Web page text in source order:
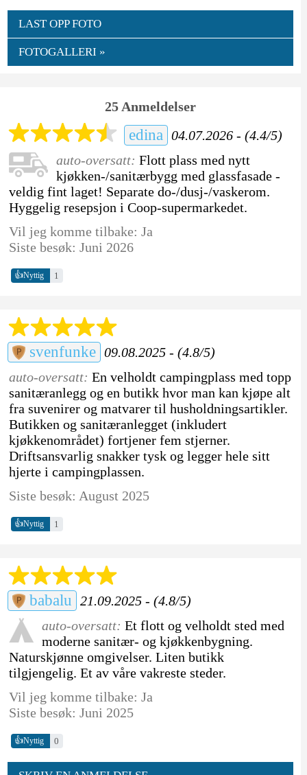
LAST OPP FOTO
FOTOGALLERI »
25 Anmeldelser
edina 04.07.2026 - (4.4/5)
auto-oversatt: Flott plass med nytt
kjøkken-/sanitærbygg med glassfasade -
veldig fint laget! Separate do-/dusj-/vaskerom.
Hyggelig resepsjon i Coop-supermarkedet.
Vil jeg komme tilbake: Ja
Siste besøk: Juni 2026
👍Nyttig 1
svenfunke 09.08.2025 - (4.8/5)
auto-oversatt: En velholdt campingplass med topp
sanitæranlegg og en butikk hvor man kan kjøpe alt
fra suvenirer og matvarer til husholdningsartikler.
Butikken og sanitæranlegget (inkludert
kjøkkenområdet) fortjener fem stjerner.
Driftsansvarlig snakker tysk og legger hele sitt
hjerte i campingplassen.
Siste besøk: August 2025
👍Nyttig 1
babalu
21.09.2025 - (4.8/5)
auto-oversatt: Et flott og velholdt sted med
moderne sanitær- og kjøkkenbygning.
Naturskjønne omgivelser. Liten butikk
tilgjengelig. Et av våre vakreste steder.
Vil jeg komme tilbake: Ja
Siste besøk: Juni 2025
👍Nyttig 0